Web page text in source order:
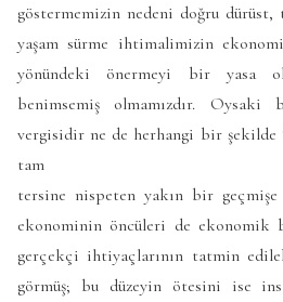
göstermemizin nedeni doğru
yaşam sürme ihtimalimizin
yönündeki önermeyi bir yasa
benimsemiş olmamızdır.
vergisidir ne de herhangi bir şekilde
tam
tersine nispeten yakın bir
ekonominin öncüleri de ekonomik
gerçekçi ihtiyaçlarının tatmin
görmüş; bu düzeyin ötesini ise